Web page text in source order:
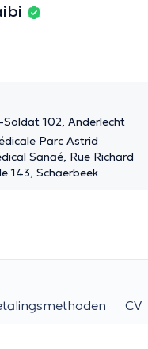
Soldat 102, Anderlecht
Parc Astrid
Sanaé, Rue Richard
143, Schaerbeek
CV